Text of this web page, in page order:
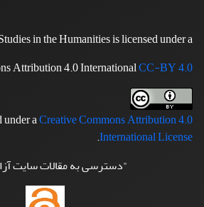
in the Humanities is licensed under a
Attribution 4.0 InternationalCC-BY 4.0
aCreative Commons Attribution 4.0
International License
.
"دسترسی به مقالات سایت